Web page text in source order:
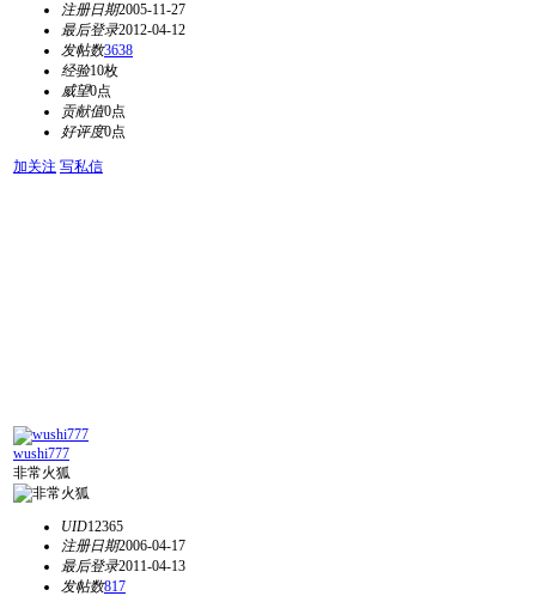
注册日期2005-11-27
最后登录2012-04-12
发帖数3638
经验10枚
威望0点
贡献值0点
好评度0点
加关注 写私信
wushi777
非常火狐
UID12365
注册日期2006-04-17
最后登录2011-04-13
发帖数817